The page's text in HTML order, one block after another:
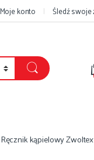
Moje konto Śledź
Ręcznik kąpielowy